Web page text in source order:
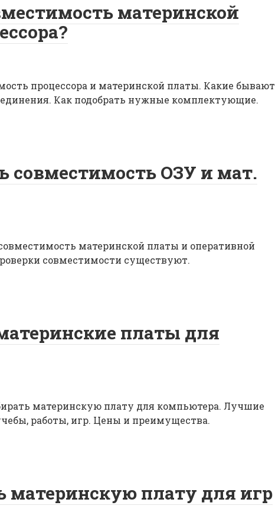
материнской
процессора и материнской платы. Какие бывают
Как подобрать нужные комплектующие.
совместимость ОЗУ и мат.
материнской платы и оперативной
совместимости существуют.
платы для
материнскую плату для компьютера. Лучшие
работы, игр. Цены и преимущества.
материнскую плату для игр